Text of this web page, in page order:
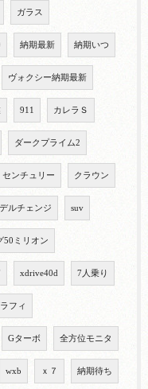
ガラス
納期最新 納期いつ
ヴォクシー納期最新
911 カレラＳ
ダークプライム2
センチュリー クラウン
ルチェンジ suv
50ミリオン
xdrive40d 7人乗り
フィ
Gターボ 全方位モニタ
wxb ｘ７ 納期待ち